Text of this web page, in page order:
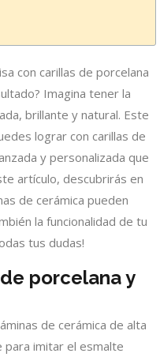
con carillas de porcelana
Imagina tener la
brillante y natural. Este
lograr con carillas de
y personalizada que
artículo, descubrirás en
de cerámica pueden
la funcionalidad de tu
tus dudas!
porcelana y
de cerámica de alta
para imitar el esmalte